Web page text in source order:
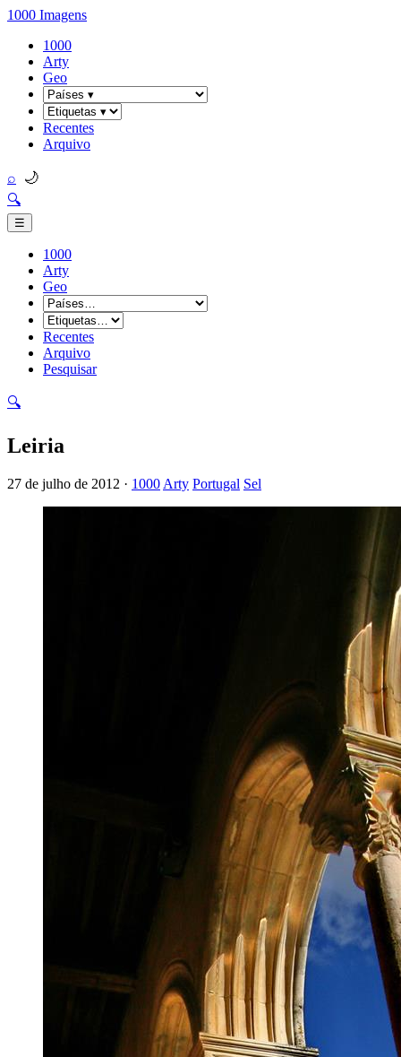
1000 Imagens
1000
Arty
Geo
Recentes
Arquivo
⌕ 🌙
🔍
☰
1000
Arty
Geo
Recentes
Arquivo
Pesquisar
🔍
Leiria
27 de julho de 2012 · 1000 Arty Portugal Sel